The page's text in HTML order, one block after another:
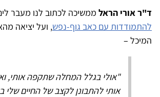
ד"ר אורי הראל ממשיכה לכתוב לנו מעבר
להתמודדות עם כאב גוף-נפש, ועל יציאה
המיכל –
"אולי בגלל המחלה שתקפה אותי,
אותי להתבונן לקצב של החיים שלי